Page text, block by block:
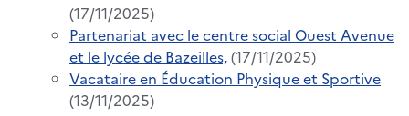
(17/11/2025)
Partenariat avec le centre social Ouest Avenue
et le lycée de Bazeilles,(17/11/2025)
Vacataire en Éducation Physique et Sportive
(13/11/2025)